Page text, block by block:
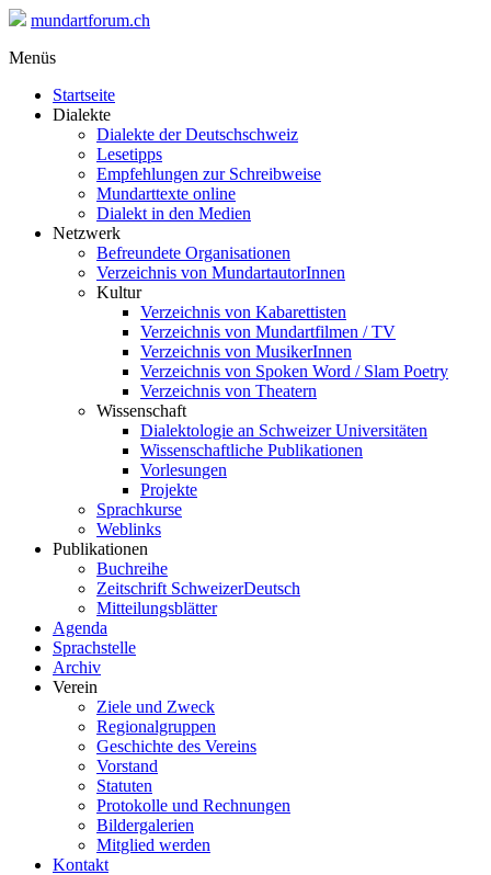
mundartforum.ch
Menüs
Startseite
Dialekte
Dialekte der Deutschschweiz
Lesetipps
Empfehlungen zur Schreibweise
Mundarttexte online
Dialekt in den Medien
Netzwerk
Befreundete Organisationen
Verzeichnis von MundartautorInnen
Kultur
Verzeichnis von Kabarettisten
Verzeichnis von Mundartfilmen / TV
Verzeichnis von MusikerInnen
Verzeichnis von Spoken Word / Slam Poetry
Verzeichnis von Theatern
Wissenschaft
Dialektologie an Schweizer Universitäten
Wissenschaftliche Publikationen
Vorlesungen
Projekte
Sprachkurse
Weblinks
Publikationen
Buchreihe
Zeitschrift SchweizerDeutsch
Mitteilungsblätter
Agenda
Sprachstelle
Archiv
Verein
Ziele und Zweck
Regionalgruppen
Geschichte des Vereins
Vorstand
Statuten
Protokolle und Rechnungen
Bildergalerien
Mitglied werden
Kontakt